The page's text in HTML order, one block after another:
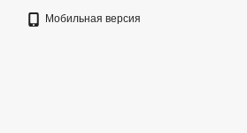
Мобильная версия